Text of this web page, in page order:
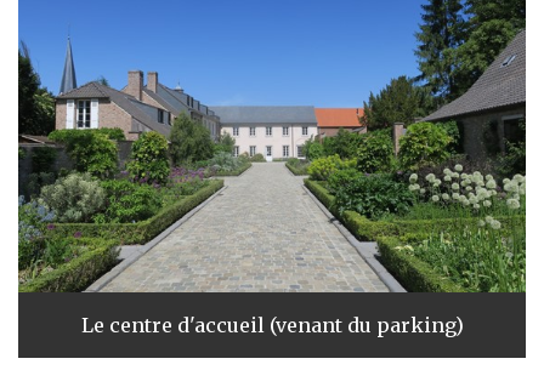
Le centre d'accueil (venant du parking)